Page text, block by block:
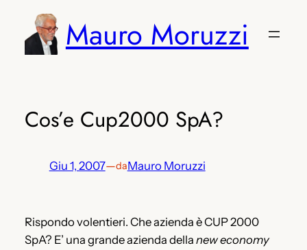
contenuto
Mauro Moruzzi
Cos’e Cup2000 SpA?
Giu 1, 2007—daMauro Moruzzi
Rispondo volentieri. Che azienda è CUP 2000
SpA? E’ una grande azienda della new economy